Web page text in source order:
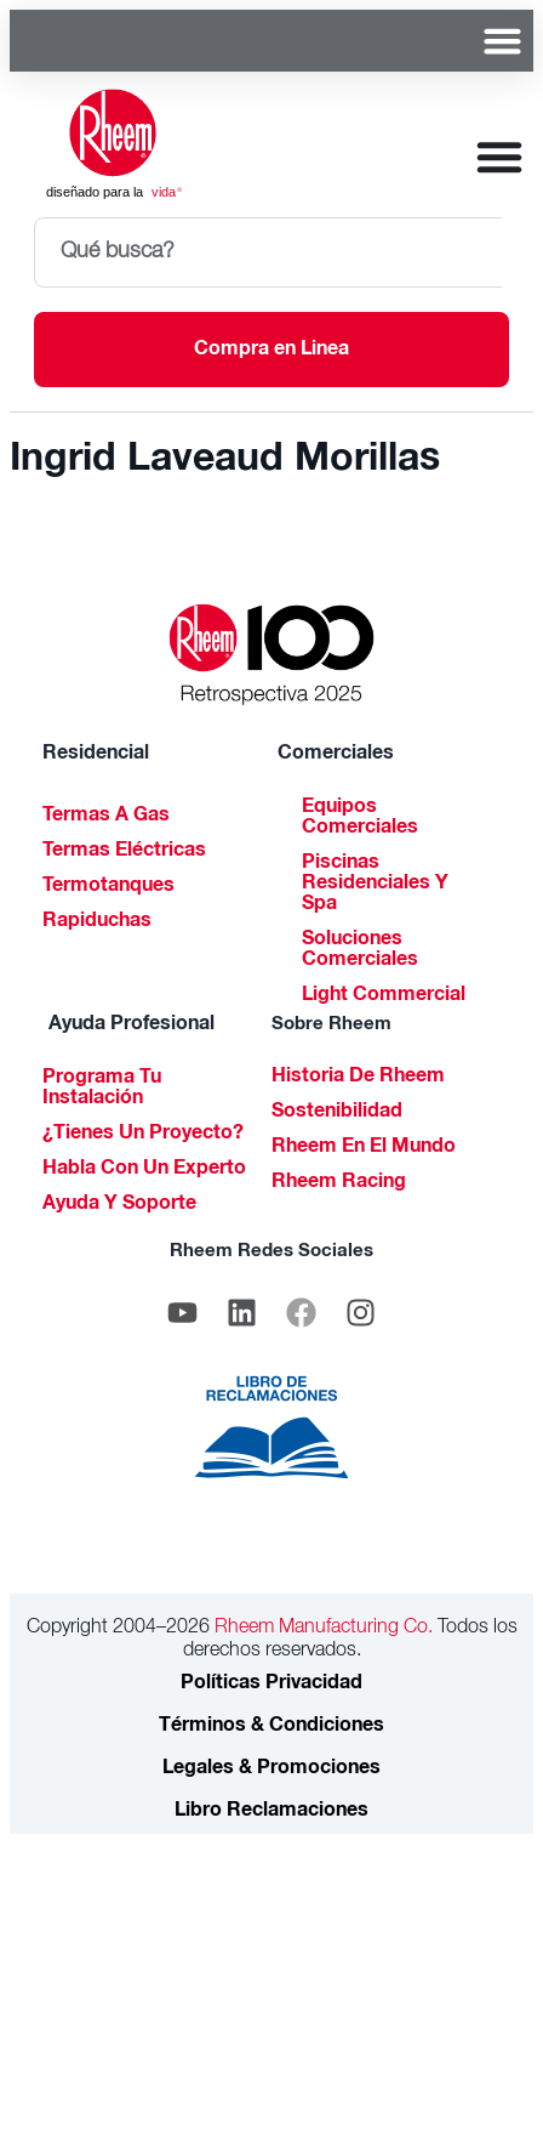
Compra en Linea
Ingrid Laveaud Morillas
Residencial
Termas A Gas
Termas Eléctricas
Termotanques
Rapiduchas
Comerciales
Equipos
Comerciales
Piscinas
Residenciales Y
Spa
Soluciones
Comerciales
Light Commercial
Ayuda Profesional
Programa Tu
Instalación
¿Tienes Un Proyecto?
Habla Con Un Experto
Ayuda Y Soporte
Sobre Rheem
Historia De Rheem
Sostenibilidad
Rheem En El Mundo
Rheem Racing
Rheem Redes Sociales
Copyright 2004–2026Rheem Manufacturing Co. Todos los
derechos reservados.
Políticas Privacidad
Términos & Condiciones
Legales & Promociones
Libro Reclamaciones